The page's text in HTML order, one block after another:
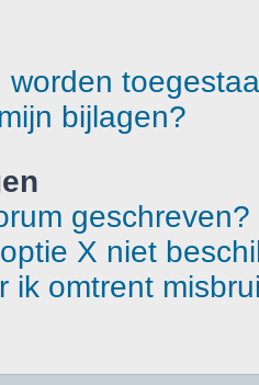
worden
bijlagen?
geschreven?
X niet
ik omtrent